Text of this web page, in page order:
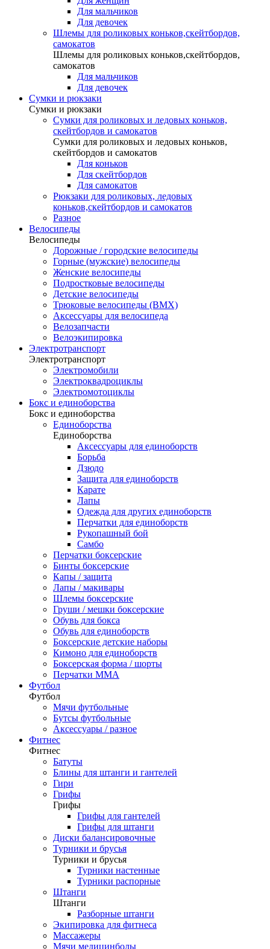
Для мальчиков
Для девочек
Шлемы для роликовых коньков,скейтбордов,
самокатов
Шлемы для роликовых коньков,скейтбордов,
самокатов
Для мальчиков
Для девочек
Сумки и рюкзаки
Сумки и рюкзаки
Сумки для роликовых и ледовых коньков,
скейтбордов и самокатов
Сумки для роликовых и ледовых коньков,
скейтбордов и самокатов
Для коньков
Для скейтбордов
Для самокатов
Рюкзаки для роликовых, ледовых
коньков,скейтбордов и самокатов
Разное
Велосипеды
Велосипеды
Дорожные / городские велосипеды
Горные (мужские) велосипеды
Женские велосипеды
Подростковые велосипеды
Детские велосипеды
Трюковые велосипеды (BMX)
Аксессуары для велосипеда
Велозапчасти
Велоэкипировка
Электротранспорт
Электротранспорт
Электромобили
Электроквадроциклы
Электромотоциклы
Бокс и единоборства
Бокс и единоборства
Единоборства
Единоборства
Аксессуары для единоборств
Борьба
Дзюдо
Защита для единоборств
Карате
Лапы
Одежда для других единоборств
Перчатки для единоборств
Рукопашный бой
Самбо
Перчатки боксерские
Бинты боксерские
Капы / защита
Лапы / макивары
Шлемы боксерские
Груши / мешки боксерские
Обувь для бокса
Обувь для единоборств
Боксерские детские наборы
Кимоно для единоборств
Боксерская форма / шорты
Перчатки ММА
Футбол
Футбол
Мячи футбольные
Бутсы футбольные
Аксессуары / разное
Фитнес
Фитнес
Батуты
Блины для штанги и гантелей
Гири
Грифы
Грифы
Грифы для гантелей
Грифы для штанги
Диски балансировочные
Турники и брусья
Турники и брусья
Турники настенные
Турники распорные
Штанги
Штанги
Разборные штанги
Экипировка для фитнеса
Массажеры
Мячи медицинболы